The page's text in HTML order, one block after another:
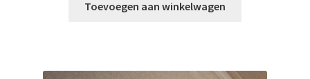
Toevoegen aan winkelwagen